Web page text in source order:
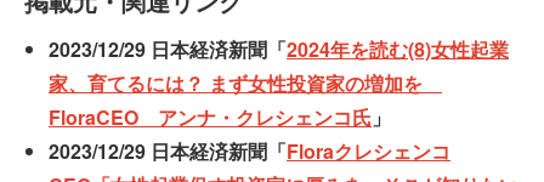
2023/12/29 日本経済新聞「2024年を読む(8)女性起業
家、育てるには？ まず女性投資家の増加を
FloraCEO アンナ・クレシェンコ氏 」
2023/12/29 日本経済新聞「Floraクレシェンコ